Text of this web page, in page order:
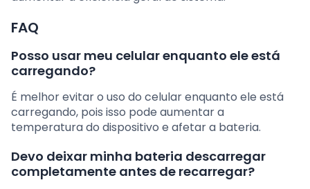
FAQ
Posso usar meu celular enquanto ele está
carregando?
É melhor evitar o uso do celular enquanto ele está
carregando, pois isso pode aumentar a
temperatura do dispositivo e afetar a bateria.
Devo deixar minha bateria descarregar
completamente antes de recarregar?